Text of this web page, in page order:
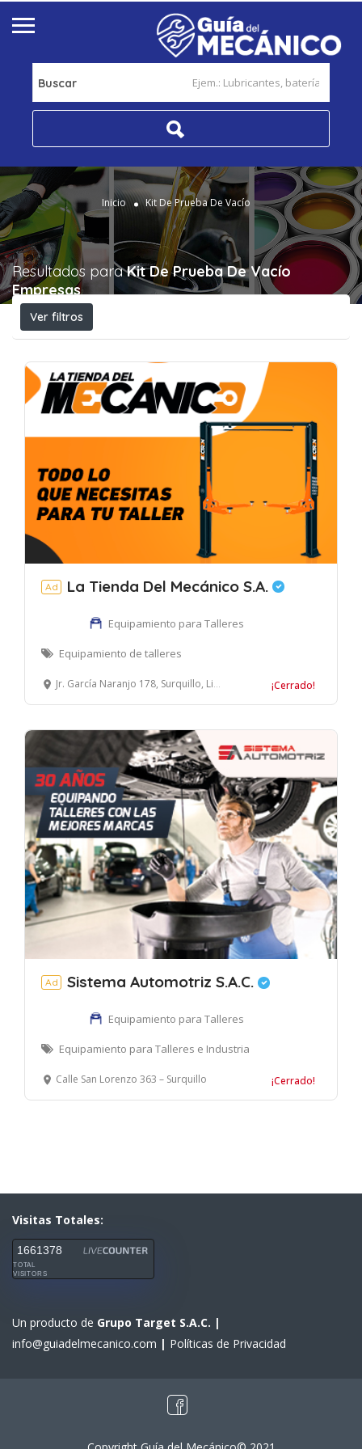
Buscar
Inicio Kit De Prueba De Vacío
Resultados paraKit De Prueba De Vacío
Empresas
Ver filtros
Ad La Tienda Del Mecánico S.A.
Equipamiento para Talleres
Equipamiento de talleres
Jr. García Naranjo 178, Surquillo, Lima, Perú ¡Cerrado!
Ad Sistema Automotriz S.A.C.
Equipamiento para Talleres
Equipamiento para Talleres e Industria
Calle San Lorenzo 363 – Surquillo ¡Cerrado!
Visitas Totales:
1661378
TOTAL
VISITORS
Un producto de Grupo Target S.A.C. |
info@guiadelmecanico.com | Políticas de Privacidad